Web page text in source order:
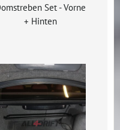
Set - Vorne
+ Hinten